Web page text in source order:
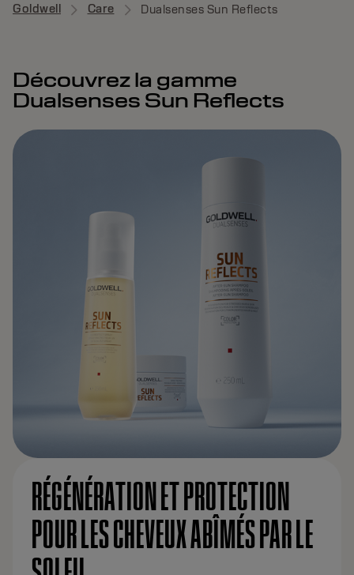
Goldwell Care Dualsenses Sun Reflects
Découvrez la gamme
Dualsenses Sun Reflects
RÉGÉNÉRATION ET PROTECTION
POUR LES CHEVEUX ABÎMÉS PAR LE